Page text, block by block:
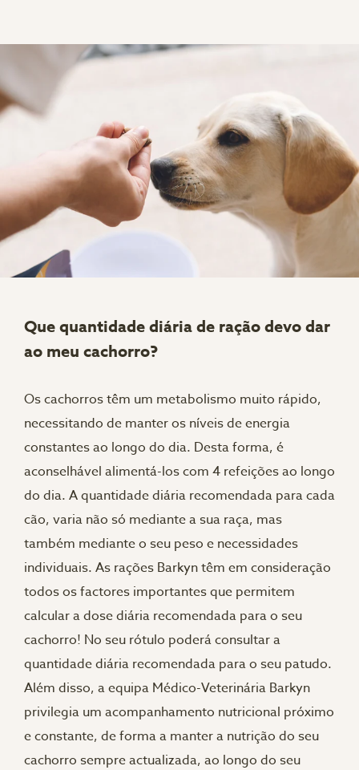
Que quantidade diária de ração devo dar
ao meu cachorro?
Os cachorros têm um metabolismo muito rápido,
necessitando de manter os níveis de energia
constantes ao longo do dia. Desta forma, é
aconselhável alimentá-los com 4 refeições ao longo
do dia. A quantidade diária recomendada para cada
cão, varia não só mediante a sua raça, mas
também mediante o seu peso e necessidades
individuais. As rações Barkyn têm em consideração
todos os factores importantes que permitem
calcular a dose diária recomendada para o seu
cachorro! No seu rótulo poderá consultar a
quantidade diária recomendada para o seu patudo.
Além disso, a equipa Médico-Veterinária Barkyn
privilegia um acompanhamento nutricional próximo
e constante, de forma a manter a nutrição do seu
cachorro sempre actualizada, ao longo do seu